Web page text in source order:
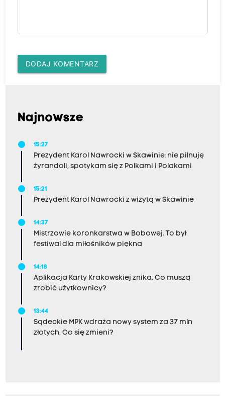
DODAJ KOMENTARZ
Najnowsze
15:27
Prezydent Karol Nawrocki w Skawinie: nie pilnuję
żyrandoli, spotykam się z Polkami i Polakami
15:21
Prezydent Karol Nawrocki z wizytą w Skawinie
14:37
Mistrzowie koronkarstwa w Bobowej. To był
festiwal dla miłośników piękna
14:18
Aplikacja Karty Krakowskiej znika. Co muszą
zrobić użytkownicy?
13:44
Sądeckie MPK wdraża nowy system za 37 mln
złotych. Co się zmieni?